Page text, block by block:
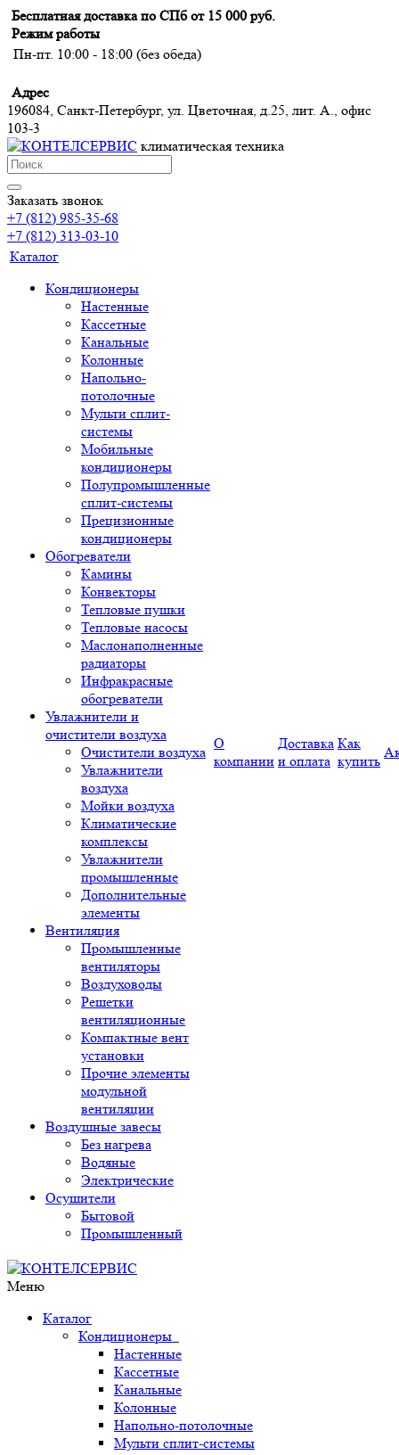
Бесплатная доставка по СПб от 15 000 руб.
Режим работы
Пн-пт. 10:00 - 18:00 (без обеда)
Адрес
196084, Санкт-Петербург, ул. Цветочная, д.25, лит. А., офис
103-3
климатическая техника
Заказать звонок
+7 (812) 985-35-68
+7 (812) 313-03-10
Каталог
Кондиционеры
Настенные
Кассетные
Канальные
Колонные
Напольно-
потолочные
Мульти сплит-
системы
Мобильные
кондиционеры
Полупромышленные
сплит-системы
Прецизионные
кондиционеры
Обогреватели
Камины
Конвекторы
Тепловые пушки
Тепловые насосы
Маслонаполненные
радиаторы
Инфракрасные
обогреватели
Увлажнители и
очистители воздуха
Очистители воздуха
Увлажнители
воздуха
Мойки воздуха
Климатические
комплексы
Увлажнители
промышленные
Дополнительные
элементы
Вентиляция
Промышленные
вентиляторы
Воздуховоды
Решетки
вентиляционные
Компактные вент
установки
Прочие элементы
модульной
вентиляции
Воздушные завесы
Без нагрева
Водяные
Электрические
Осушители
Бытовой
Промышленный
О
компании
Доставка
и оплата
Как
купить
Меню
Каталог
Кондиционеры
Настенные
Кассетные
Канальные
Колонные
Напольно-потолочные
Мульти сплит-системы